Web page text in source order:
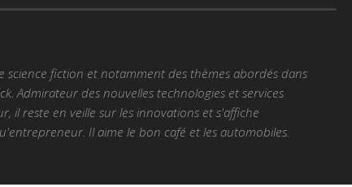
science fiction et notamment des thèmes abordés dans
Admirateur des nouvelles technologies et services
il reste en veille sur les innovations et s'affiche
Il aime le bon café et les automobiles.